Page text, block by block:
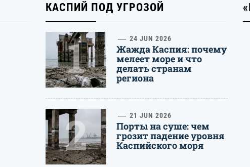
КАСПИЙ ПОД УГРОЗОЙ
1 24 JUN 2026
Жажда Каспия: почему
мелеет море и что
делать странам
региона
2 21 JUN 2026
Порты на суше: чем
грозит падение уровня
Каспийского моря